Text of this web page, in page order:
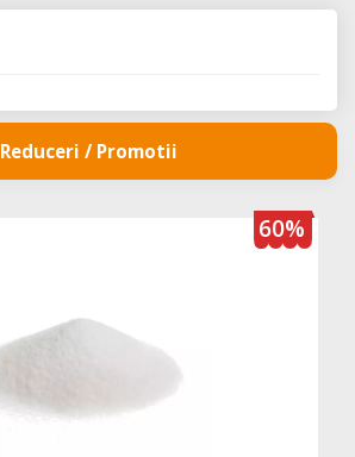
Reduceri / Promotii
60%